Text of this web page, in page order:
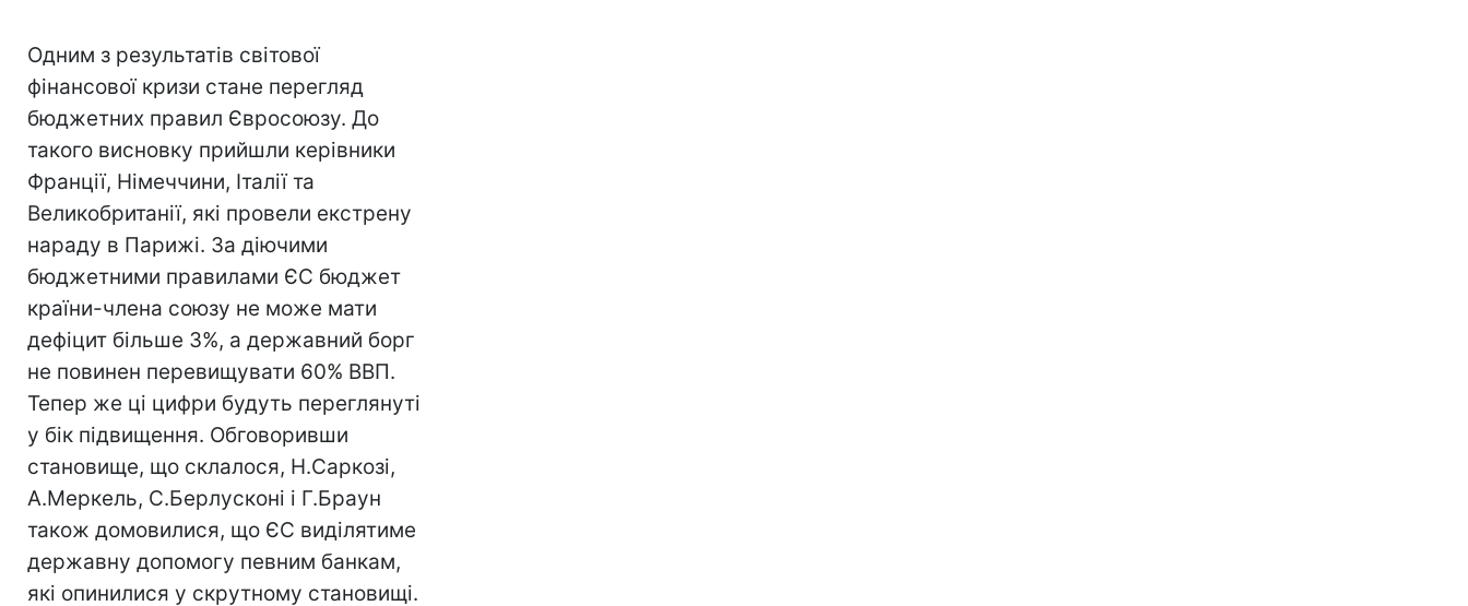
Одним з результатів світової
фінансової кризи стане перегляд
бюджетних правил Євросоюзу. До
такого висновку прийшли керівники
Франції, Німеччини, Італії та
Великобританії, які провели екстрену
нараду в Парижі. За діючими
бюджетними правилами ЄС бюджет
країни-члена союзу не може мати
дефіцит більше 3%, а державний борг
не повинен перевищувати 60% ВВП.
Тепер же ці цифри будуть переглянуті
у бік підвищення. Обговоривши
становище, що склалося, Н.Саркозі,
А.Меркель, С.Берлусконі і Г.Браун
також домовилися, що ЄС виділятиме
державну допомогу певним банкам,
які опинилися у скрутному становищі.